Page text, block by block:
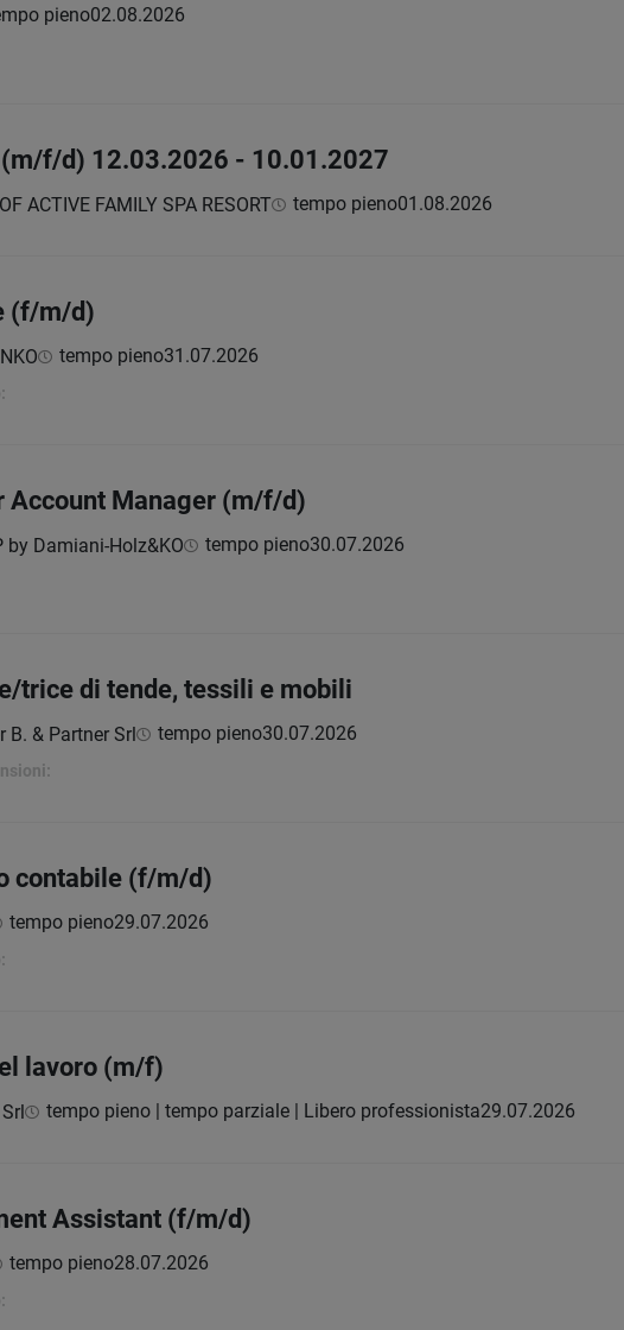
pieno02.08.2026
f/d) 12.03.2026 - 10.01.2027
ACTIVE FAMILY SPA RESORT tempo pieno01.08.2026
(f/m/d)
tempo pieno31.07.2026
Account Manager (m/f/d)
by Damiani-Holz&KO tempo pieno30.07.2026
trice di tende, tessili e mobili
B. & Partner Srl tempo pieno30.07.2026
contabile (f/m/d)
tempo pieno29.07.2026
lavoro (m/f)
tempo pieno | tempo parziale | Libero professionista29.07.2026
Assistant (f/m/d)
tempo pieno28.07.2026